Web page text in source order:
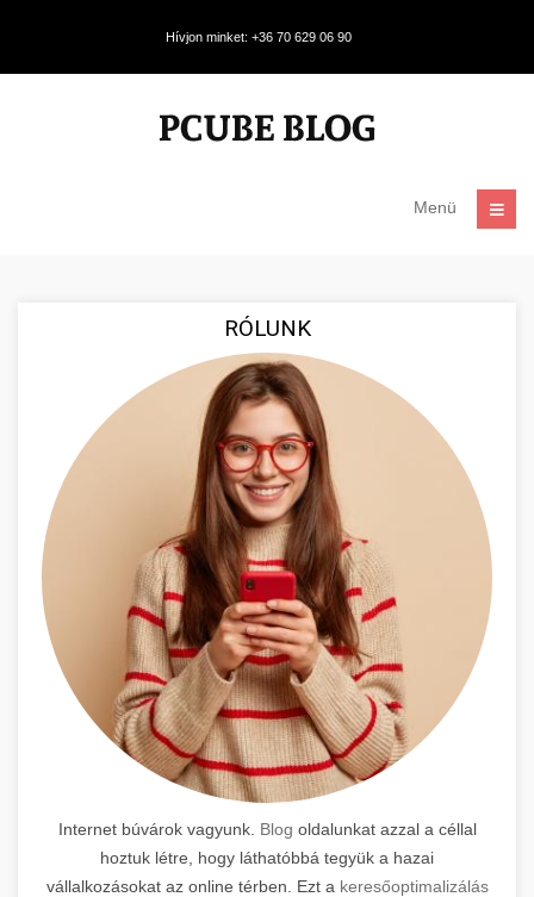
Hívjon minket: +36 70 629 06 90
Menü
RÓLUNK
Internet búvárok vagyunk. Blog oldalunkat azzal a céllal
hoztuk létre, hogy láthatóbbá tegyük a hazai
vállalkozásokat az online térben. Ezt a keresőoptimalizálás